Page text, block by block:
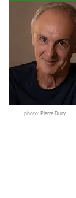
photo: Pierre Dury